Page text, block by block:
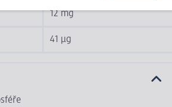
12 mg
41 µg